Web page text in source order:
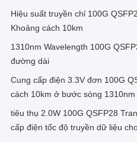
Hiệu suất truyền chỉ 100G
Khoảng cách 10km
1310nm Wavelength 100G
đường dài
Cung cấp điện 3.3V đơn 100G
cách 10km ở bước sóng 1310nm
tiêu thụ 2.0W 100G QSFP28
cấp điện tốc độ truyền dữ liệu